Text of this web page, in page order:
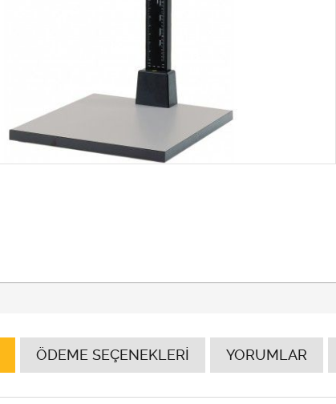
ÖDEME SEÇENEKLERİ YORUMLAR